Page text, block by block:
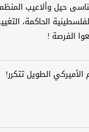
حيل وألاعيب
الحاكمة،
الفرصة !
الطويل تتكرر!